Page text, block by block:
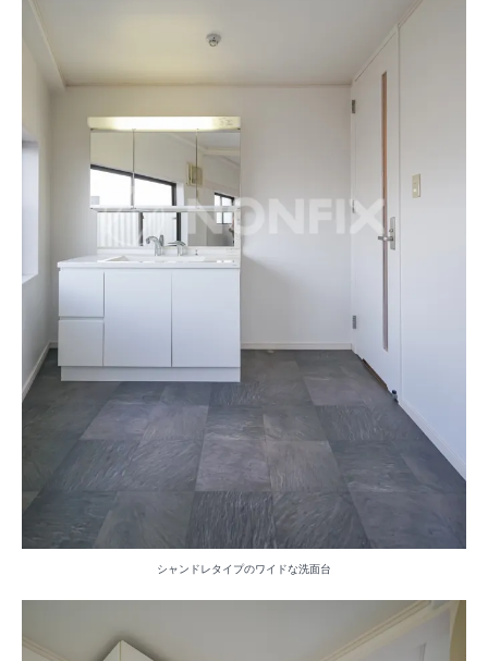
シャンドレタイプのワイドな洗面台